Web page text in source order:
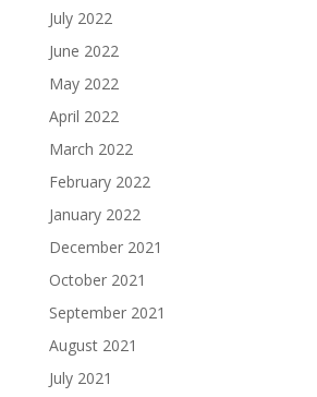
July 2022
June 2022
May 2022
April 2022
March 2022
February 2022
January 2022
December 2021
October 2021
September 2021
August 2021
July 2021